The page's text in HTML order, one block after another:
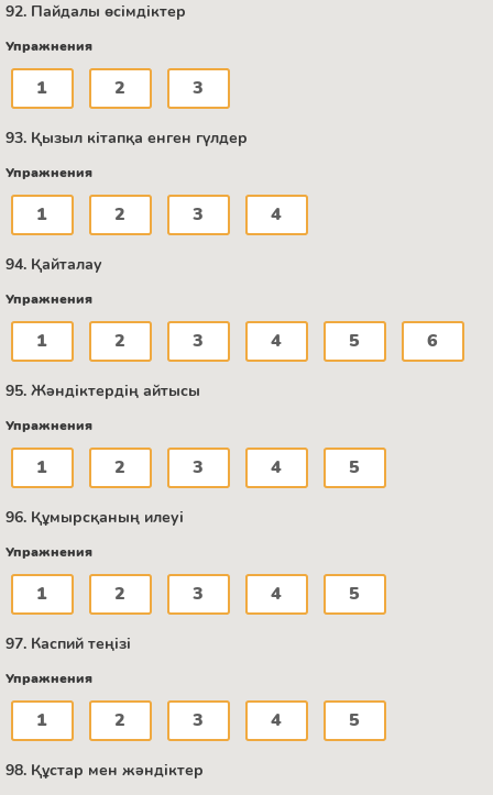
92. Пайдалы өсімдіктер
Упражнения
1 2 3
93. Қызыл кітапқа енген гүлдер
Упражнения
1 2 3 4
94. Қайталау
Упражнения
1 2 3 4 5 6
95. Жәндіктердің айтысы
Упражнения
1 2 3 4 5
96. Құмырсқаның илеуі
Упражнения
1 2 3 4 5
97. Каспий теңізі
Упражнения
1 2 3 4 5
98. Құстар мен жәндіктер